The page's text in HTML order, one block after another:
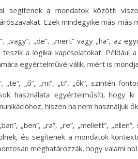
segítenek a mondatok közötti
Ezek mindegyike más-más
„vagy”, „de”, „mert” vagy „ha”, az
a logikai kapcsolatokat.
egyértelművé válik, miért is
„te”, „ő”, „mi”, „ti”, „ők”, szintén
használata egyértelműsíti, hogy
hiszen ha nem használjuk
„ben”, „ra”, „re”, „mellett”,
és segítenek a mondatok
meghatározzák, hogy valami